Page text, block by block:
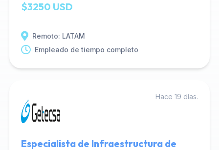
$3250 USD
Remoto: LATAM
Empleado de tiempo completo
Hace 19 días.
Especialista de Infraestructura de